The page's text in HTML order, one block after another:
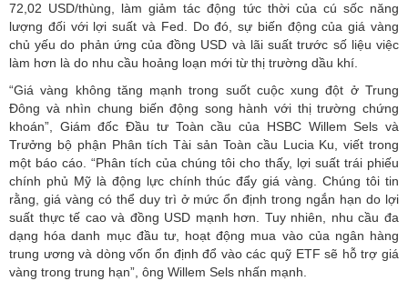
72,02 USD/thùng, làm giảm tác động tức thời của cú sốc năng
lượng đối với lợi suất và Fed. Do đó, sự biến động của giá vàng
chủ yếu do phản ứng của đồng USD và lãi suất trước số liệu việc
làm hơn là do nhu cầu hoảng loạn mới từ thị trường dầu khí.
“Giá vàng không tăng mạnh trong suốt cuộc xung đột ở Trung
Đông và nhìn chung biến động song hành với thị trường chứng
khoán”, Giám đốc Đầu tư Toàn cầu của HSBC Willem Sels và
Trưởng bộ phận Phân tích Tài sản Toàn cầu Lucia Ku, viết trong
một báo cáo. “Phân tích của chúng tôi cho thấy, lợi suất trái phiếu
chính phủ Mỹ là động lực chính thúc đẩy giá vàng. Chúng tôi tin
rằng, giá vàng có thể duy trì ở mức ổn định trong ngắn hạn do lợi
suất thực tế cao và đồng USD mạnh hơn. Tuy nhiên, nhu cầu đa
dạng hóa danh mục đầu tư, hoạt động mua vào của ngân hàng
trung ương và dòng vốn ổn định đổ vào các quỹ ETF sẽ hỗ trợ giá
vàng trong trung hạn”, ông Willem Sels nhấn mạnh.